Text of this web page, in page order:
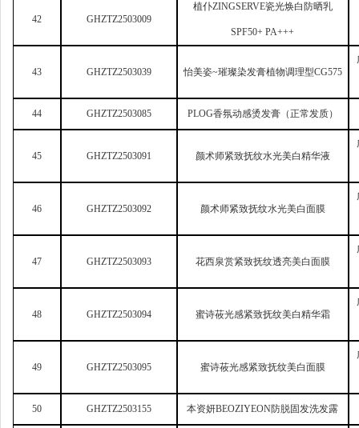
42 GHZTZ2503009
植仆ZINGSERVE瓷光焕白防晒乳
SPF50+ PA+++
43 GHZTZ2503039 怡美姿~璀璨染发膏植物调理型CG575
44 GHZTZ2503085 PLOG香氛动感烫发膏（正常发质）
45 GHZTZ2503091 颜术师紧致抚纹水光美白精华液
46 GHZTZ2503092 颜术师紧致抚纹水光美白面膜
47 GHZTZ2503093 花西泉赏紧致抚纹透亮美白面膜
48 GHZTZ2503094 蜜诗莜光感紧致抚纹美白精华霜
49 GHZTZ2503095 蜜诗莜光感紧致抚纹美白面膜
50 GHZTZ2503155 本资妍BEOZIYEON防脱固发洗发露